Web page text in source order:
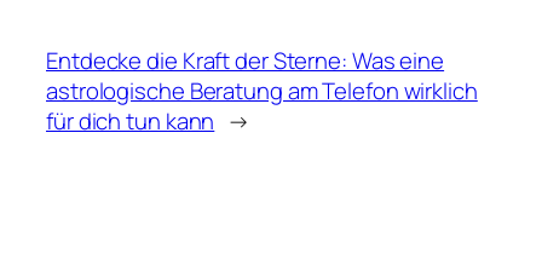
Entdecke die Kraft der Sterne: Was eine
astrologische Beratung am Telefon wirklich
für dich tun kann →